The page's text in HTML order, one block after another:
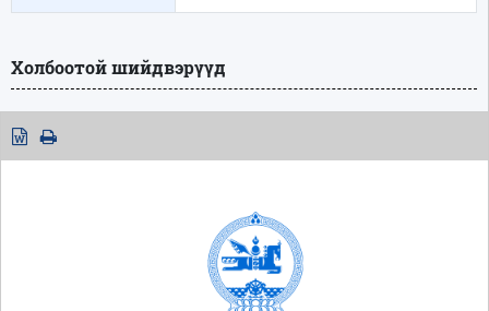
Холбоотой шийдвэрүүд